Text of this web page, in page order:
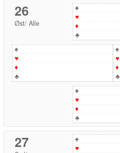
26
Øst/ Alle
♠
♥
♦
♣
♠
♥
♦
♣
♠
♥
♦
♣
♠
♥
♦
♣
27
♠
♥